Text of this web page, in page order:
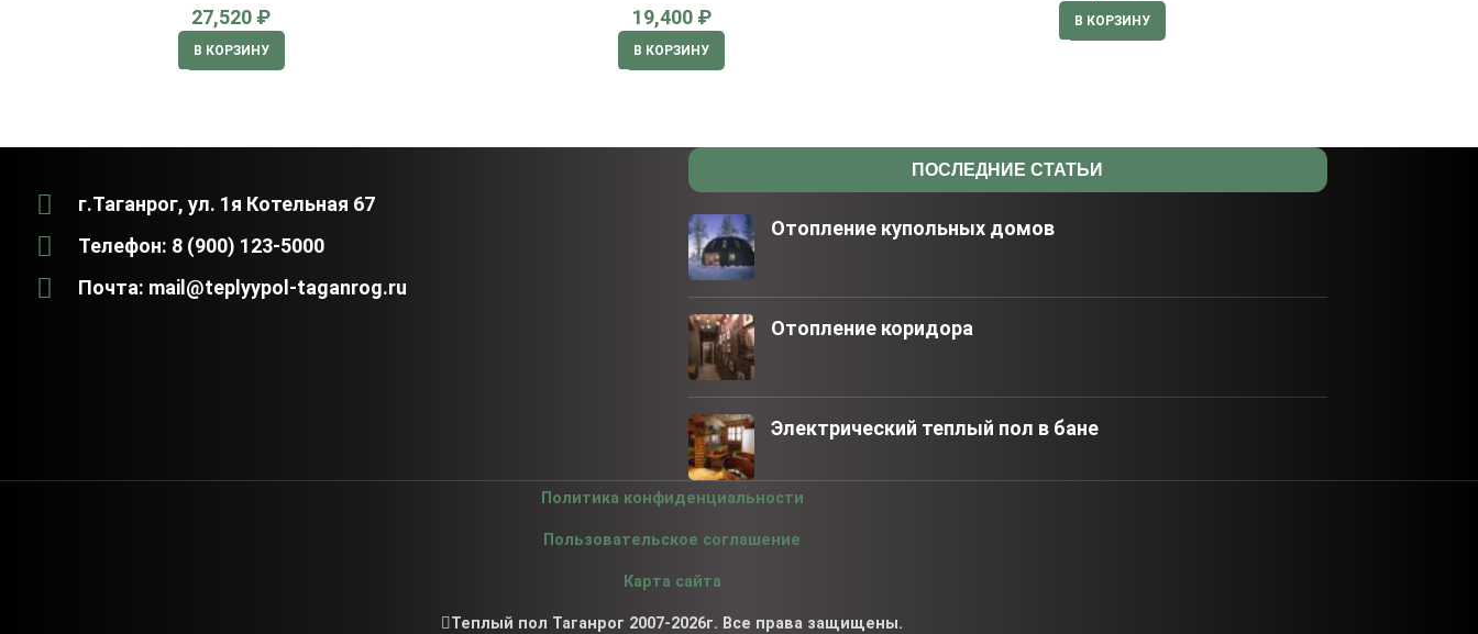
₽
В КОРЗИНУ
₽
В КОРЗИНУ
В КОРЗИНУ
г.Таганрог, ул. 1я Котельная 67
Телефон: 8 (900) 123-5000
Почта: mail@teplyypol-taganrog.ru
ПОСЛЕДНИЕ СТАТЬИ
Отопление купольных домов
Отопление коридора
Электрический теплый пол в бане
Политика конфиденциальности
Пользовательское соглашение
Карта сайта
Теплый пол Таганрог 2007-2026г. Все права защищены.